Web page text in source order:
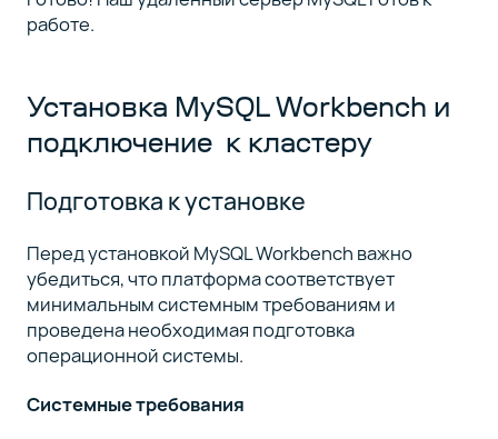
работе.
Установка MySQL Workbench и
подключение к кластеру
Подготовка к установке
Перед установкой MySQL Workbench важно
убедиться, что платформа соответствует
минимальным системным требованиям и
проведена необходимая подготовка
операционной системы.
Системные требования